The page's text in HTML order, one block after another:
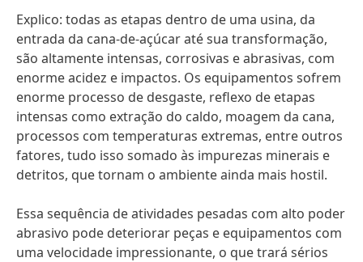
Explico: todas as etapas dentro de uma usina, da
entrada da cana-de-açúcar até sua transformação,
são altamente intensas, corrosivas e abrasivas, com
enorme acidez e impactos. Os equipamentos sofrem
enorme processo de desgaste, reflexo de etapas
intensas como extração do caldo, moagem da cana,
processos com temperaturas extremas, entre outros
fatores, tudo isso somado às impurezas minerais e
detritos, que tornam o ambiente ainda mais hostil.
Essa sequência de atividades pesadas com alto poder
abrasivo pode deteriorar peças e equipamentos com
uma velocidade impressionante, o que trará sérios